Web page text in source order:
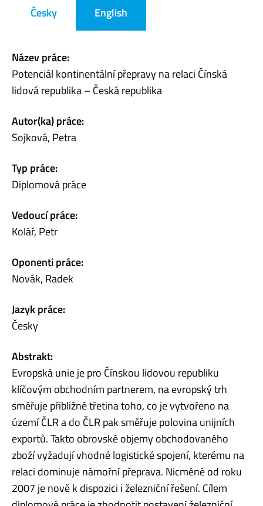
Česky English
Název práce:
Potenciál kontinentální přepravy na relaci Čínská
lidová republika – Česká republika
Autor(ka) práce:
Sojková, Petra
Typ práce:
Diplomová práce
Vedoucí práce:
Kolář, Petr
Oponenti práce:
Novák, Radek
Jazyk práce:
Česky
Abstrakt:
Evropská unie je pro Čínskou lidovou republiku
klíčovým obchodním partnerem, na evropský trh
směřuje přibližně třetina toho, co je vytvořeno na
území ČLR a do ČLR pak směřuje polovina unijních
exportů. Takto obrovské objemy obchodovaného
zboží vyžadují vhodné logistické spojení, kterému na
relaci dominuje námořní přeprava. Nicméně od roku
2007 je nově k dispozici i železniční řešení. Cílem